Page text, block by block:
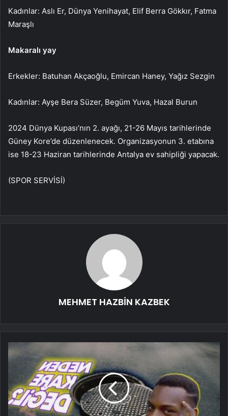
Kadınlar: Aslı Er, Dünya Yenihayat, Elif Berra Gökkır, Fatma
Maraşlı
Makaralı yay
Erkekler: Batuhan Akçaoğlu, Emircan Haney, Yağız Sezgin
Kadınlar: Ayşe Bera Süzer, Begüm Yuva, Hazal Burun
2024 Dünya Kupası’nın 2. ayağı, 21-26 Mayıs tarihlerinde
Güney Kore’de düzenlenecek. Organizasyonun 3. etabına
ise 18-23 Haziran tarihlerinde Antalya ev sahipliği yapacak.
(SPOR SERVİSİ)
MEHMET HAZBİN KAZBEK